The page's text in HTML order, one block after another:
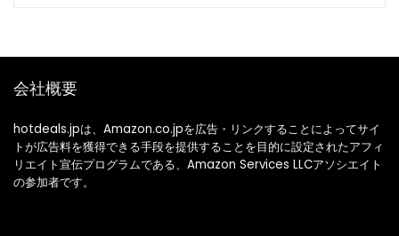
会社概要
hotdeals.jpは、Amazon.co.jpを広告・リンクすることによってサイ
トが広告料を獲得できる手段を提供することを目的に設定されたアフィ
リエイト宣伝プログラムである、Amazon Services LLCアソシエイト
の参加者です。